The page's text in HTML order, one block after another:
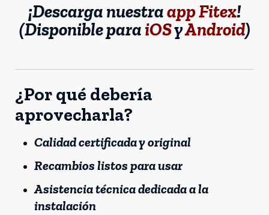
¡Descarga nuestraapp Fitex!
(Disponible paraiOSyAndroid)
¿Por qué debería
aprovecharla?
Calidad certificada y original
Recambios listos para usar
Asistencia técnica dedicada a la
instalación